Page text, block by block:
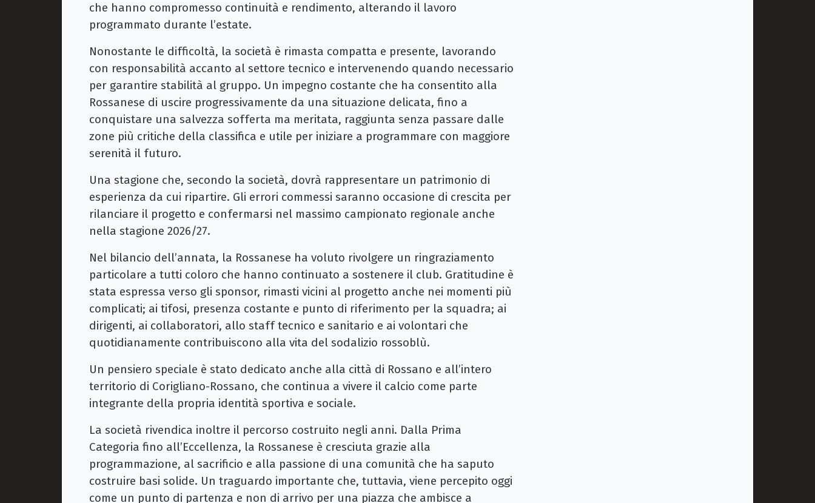
che hanno compromesso continuità e rendimento, alterando il lavoro
programmato durante l’estate.
Nonostante le difficoltà, la società è rimasta compatta e presente, lavorando
con responsabilità accanto al settore tecnico e intervenendo quando necessario
per garantire stabilità al gruppo. Un impegno costante che ha consentito alla
Rossanese di uscire progressivamente da una situazione delicata, fino a
conquistare una salvezza sofferta ma meritata, raggiunta senza passare dalle
zone più critiche della classifica e utile per iniziare a programmare con maggiore
serenità il futuro.
Una stagione che, secondo la società, dovrà rappresentare un patrimonio di
esperienza da cui ripartire. Gli errori commessi saranno occasione di crescita per
rilanciare il progetto e confermarsi nel massimo campionato regionale anche
nella stagione 2026/27.
Nel bilancio dell’annata, la Rossanese ha voluto rivolgere un ringraziamento
particolare a tutti coloro che hanno continuato a sostenere il club. Gratitudine è
stata espressa verso gli sponsor, rimasti vicini al progetto anche nei momenti più
complicati; ai tifosi, presenza costante e punto di riferimento per la squadra; ai
dirigenti, ai collaboratori, allo staff tecnico e sanitario e ai volontari che
quotidianamente contribuiscono alla vita del sodalizio rossoblù.
Un pensiero speciale è stato dedicato anche alla città di Rossano e all’intero
territorio di Corigliano-Rossano, che continua a vivere il calcio come parte
integrante della propria identità sportiva e sociale.
La società rivendica inoltre il percorso costruito negli anni. Dalla Prima
Categoria fino all’Eccellenza, la Rossanese è cresciuta grazie alla
programmazione, al sacrificio e alla passione di una comunità che ha saputo
costruire basi solide. Un traguardo importante che, tuttavia, viene percepito oggi
come un punto di partenza e non di arrivo per una piazza che ambisce a